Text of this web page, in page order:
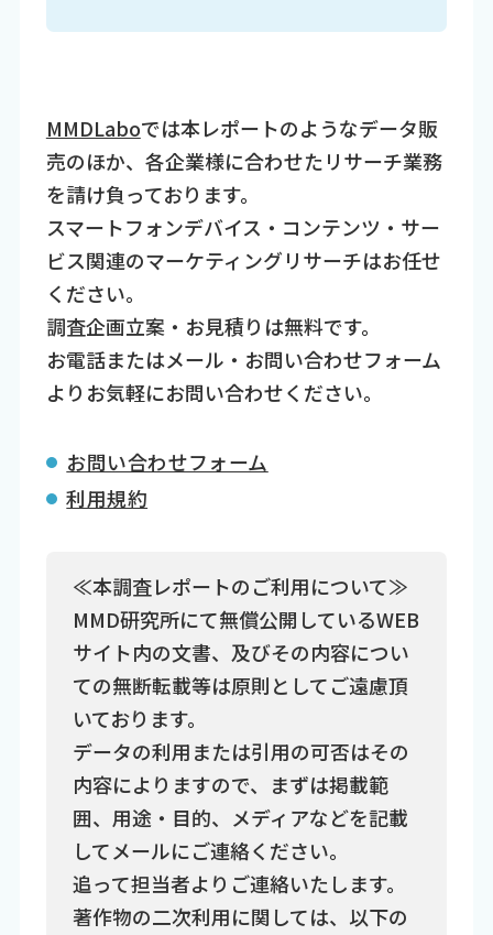
MMDLaboでは本レポートのようなデータ販
売のほか、各企業様に合わせたリサーチ業務
を請け負っております。
スマートフォンデバイス・コンテンツ・サー
ビス関連のマーケティングリサーチはお任せ
ください。
調査企画立案・お見積りは無料です。
お電話またはメール・お問い合わせフォーム
よりお気軽にお問い合わせください。
お問い合わせフォーム
利用規約
≪本調査レポートのご利用について≫
MMD研究所にて無償公開しているWEB
サイト内の文書、及びその内容につい
ての無断転載等は原則としてご遠慮頂
いております。
データの利用または引用の可否はその
内容によりますので、まずは掲載範
囲、用途・目的、メディアなどを記載
してメールにご連絡ください。
追って担当者よりご連絡いたします。
著作物の二次利用に関しては、以下の